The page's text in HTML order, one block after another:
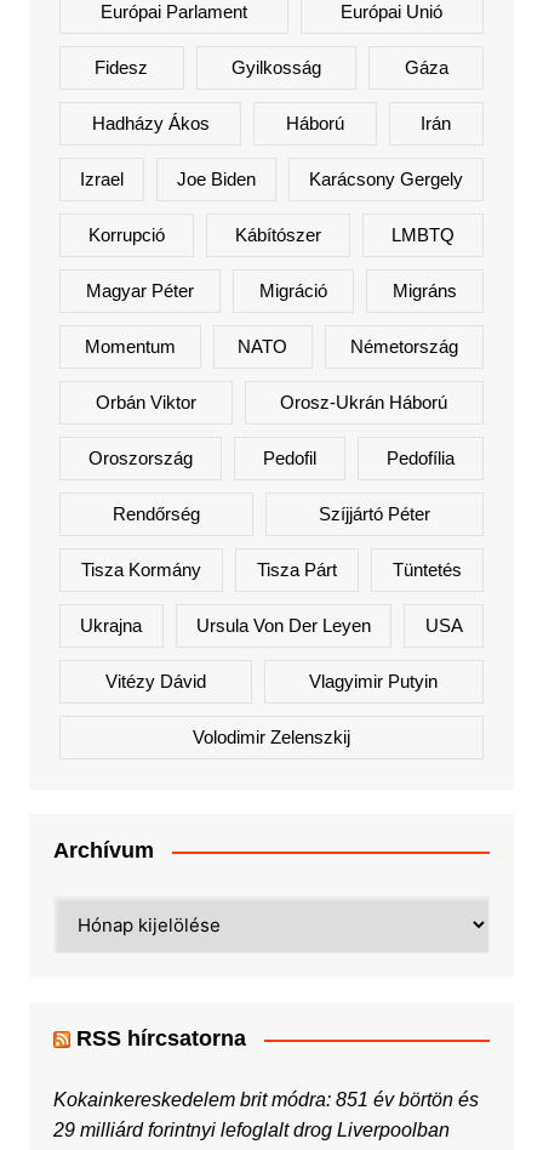
Európai Parlament Európai Unió
Fidesz Gyilkosság Gáza
Hadházy Ákos Háború Irán
Izrael Joe Biden Karácsony Gergely
Korrupció Kábítószer LMBTQ
Magyar Péter Migráció Migráns
Momentum NATO Németország
Orbán Viktor Orosz-Ukrán Háború
Oroszország Pedofil Pedofília
Rendőrség Szíjjártó Péter
Tisza Kormány Tisza Párt Tüntetés
Ukrajna Ursula Von Der Leyen USA
Vitézy Dávid Vlagyimir Putyin
Volodimir Zelenszkij
Archívum
RSS hírcsatorna
Kokainkereskedelem brit módra: 851 év börtön és
29 milliárd forintnyi lefoglalt drog Liverpoolban